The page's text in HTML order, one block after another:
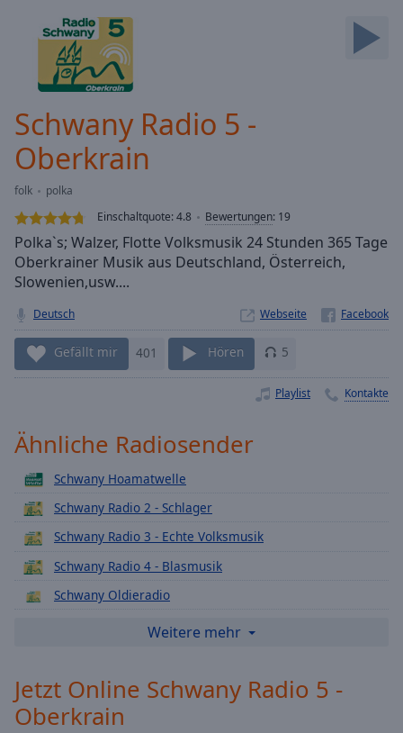
Current
Duration
Loaded:
0.00%
Stream
TypeLIVE
Seek to
live,
currently
behind
Remaining
Time-
Rate
Chapters
Descriptions
descriptions
off ,
subtitles
settings
opens
Schwany Radio 5 -
Oberkrain
folk
polka
Einschaltquote:4.8 Bewertungen: 19
Polka`s; Walzer, Flotte Volksmusik 24 Stunden 365 Tage
Oberkrainer Musik aus Deutschland, Österreich,
Slowenien,usw....
Deutsch Webseite
Gefällt mir 401 Hören 5
Playlist Kontakte
Ähnliche Radiosender
Schwany Hoamatwelle
Schwany Radio 2 - Schlager
Schwany Radio 3 - Echte Volksmusik
Schwany Radio 4 - Blasmusik
Schwany Oldieradio
Schwany 7 - Märchen
Radio Souvenir1
Radio Bläss
Weitere mehr
Jetzt Online Schwany Radio 5 -
Oberkrain